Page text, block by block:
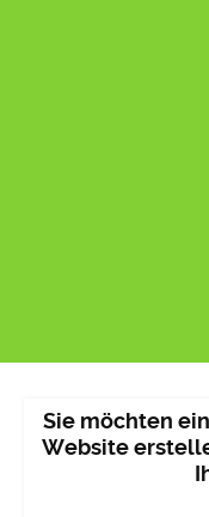
Sie möchten
Website